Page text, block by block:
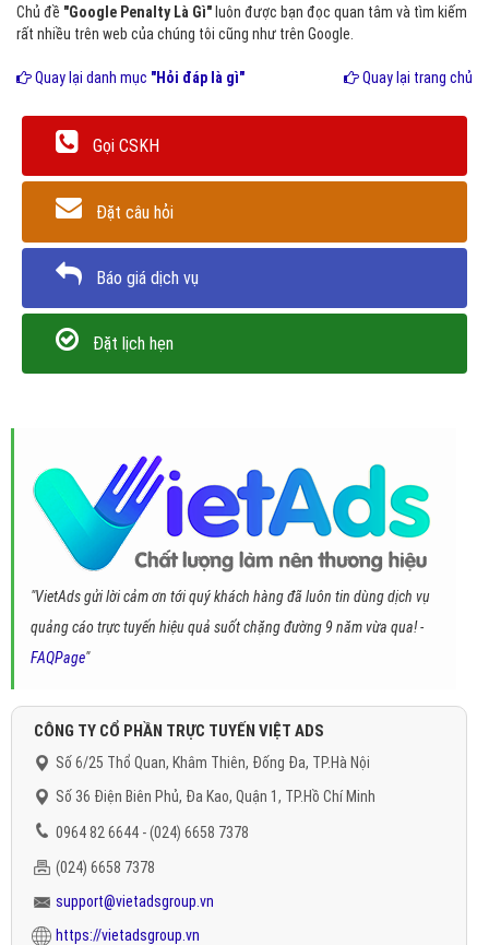
Chủ đề "Google Penalty Là Gì" luôn được bạn đọc quan tâm và tìm kiếm
rất nhiều trên web của chúng tôi cũng như trên Google.
Quay lại danh mục "Hỏi đáp là gì" Quay lại trang chủ
Gọi CSKH
Đặt câu hỏi
Báo giá dịch vụ
Đặt lịch hẹn
"VietAds gửi lời cảm ơn tới quý khách hàng đã luôn tin dùng dịch vụ
quảng cáo trực tuyến hiệu quả suốt chặng đường 9 năm vừa qua! -
FAQPage"
CÔNG TY CỔ PHẦN TRỰC TUYẾN VIỆT ADS
Số 6/25 Thổ Quan, Khâm Thiên, Đống Đa, TP.Hà Nội
Số 36 Điện Biên Phủ, Đa Kao, Quận 1, TP.Hồ Chí Minh
0964 82 6644 - (024) 6658 7378
(024) 6658 7378
support@vietadsgroup.vn
https://vietadsgroup.vn